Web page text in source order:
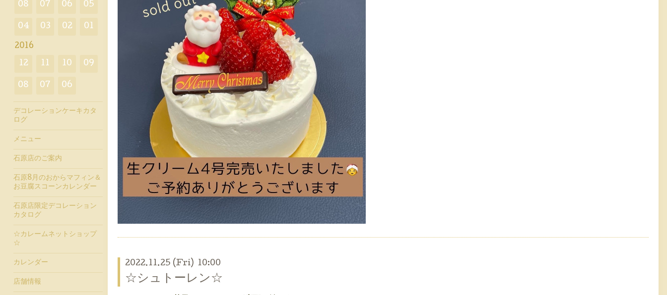
2022.11.25 (Fri) 10:00
☆シュトーレン☆
08 07 06 05
04 03 02 01
2016
12 11 10 09
08 07 06
デコレーションケーキカタ
ログ
メニュー
石原店のご案内
石原8月のおからマフィン＆
お豆腐スコーンカレンダー
石原店限定デコレーション
カタログ
☆カレームネットショップ
☆
カレンダー
店舗情報